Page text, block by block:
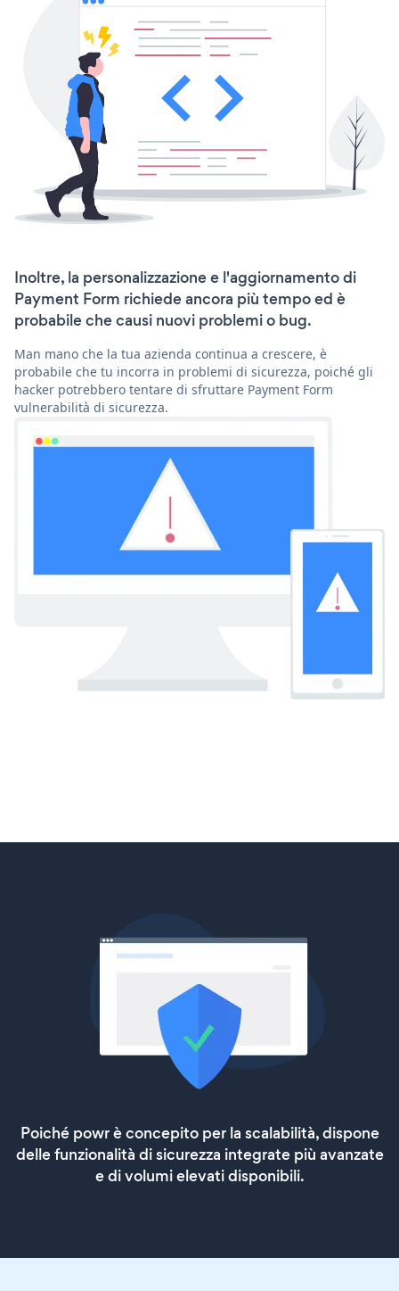
Inoltre, la personalizzazione e l'aggiornamento di
Payment Form richiede ancora più tempo ed è
probabile che causi nuovi problemi o bug.
Man mano che la tua azienda continua a crescere, è
probabile che tu incorra in problemi di sicurezza, poiché gli
hacker potrebbero tentare di sfruttare Payment Form
vulnerabilità di sicurezza.
Poiché powr è concepito per la scalabilità, dispone
delle funzionalità di sicurezza integrate più avanzate
e di volumi elevati disponibili.